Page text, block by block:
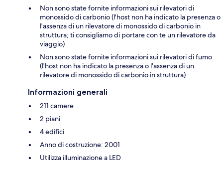
Non sono state fornite informazioni sui rilevatori di
monossido di carbonio (l'host non ha indicato la presenza o
l'assenza di un rilevatore di monossido di carbonio in
struttura; ti consigliamo di portare con te un rilevatore da
viaggio)
Non sono state fornite informazioni sui rilevatori di fumo
(l'host non ha indicato la presenza o l'assenza di un
rilevatore di monossido di carbonio in struttura)
Informazioni generali
211 camere
2 piani
4 edifici
Anno di costruzione: 2001
Utilizza illuminazione a LED